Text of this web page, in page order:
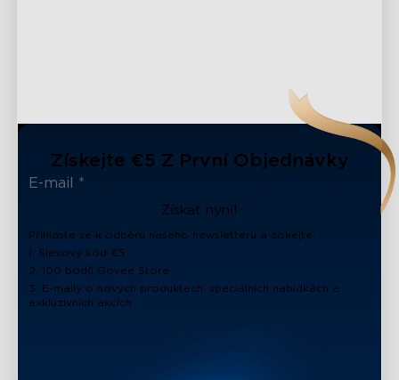
Získejte €5 Z První Objednávky
Získat nyní!
Přihlaste se k odběru našeho newsletteru a získejte:
1. Slevový kód €5
2. 100 bodů Govee Store
3. E-maily o nových produktech, speciálních nabídkách a
exkluzivních akcích